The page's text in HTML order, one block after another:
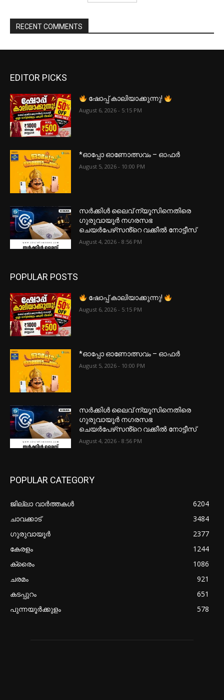
RECENT COMMENTS
EDITOR PICKS
ഷോപ്പ് കാലിയാക്കുന്നു!
August 6, 2026 - 5:15 PM
*ഓപ്പോ ഓണോത്സവം – ഓഫർ
August 5, 2026 - 10:00 PM
സർക്കിൾ ലൈവ് ന്യൂസിനെതിരെ
ഗുരുവായൂർ നഗരസഭ
ചെയർപേഴ്‌സൻ്റെ വക്കീൽ നോട്ടീസ്
August 4, 2026 - 8:56 PM
POPULAR POSTS
ഷോപ്പ് കാലിയാക്കുന്നു!
August 6, 2026 - 5:15 PM
*ഓപ്പോ ഓണോത്സവം – ഓഫർ
August 5, 2026 - 10:00 PM
സർക്കിൾ ലൈവ് ന്യൂസിനെതിരെ
ഗുരുവായൂർ നഗരസഭ
ചെയർപേഴ്‌സൻ്റെ വക്കീൽ നോട്ടീസ്
August 4, 2026 - 8:56 PM
POPULAR CATEGORY
ജില്ലാ വാർത്തകൾ
6204
ചാവക്കാട്
3484
ഗുരുവായൂർ
2377
കേരളം
1244
ക്രൈം
1086
ചരമം
921
കടപ്പുറം
651
പുന്നയൂർക്കുളം
578